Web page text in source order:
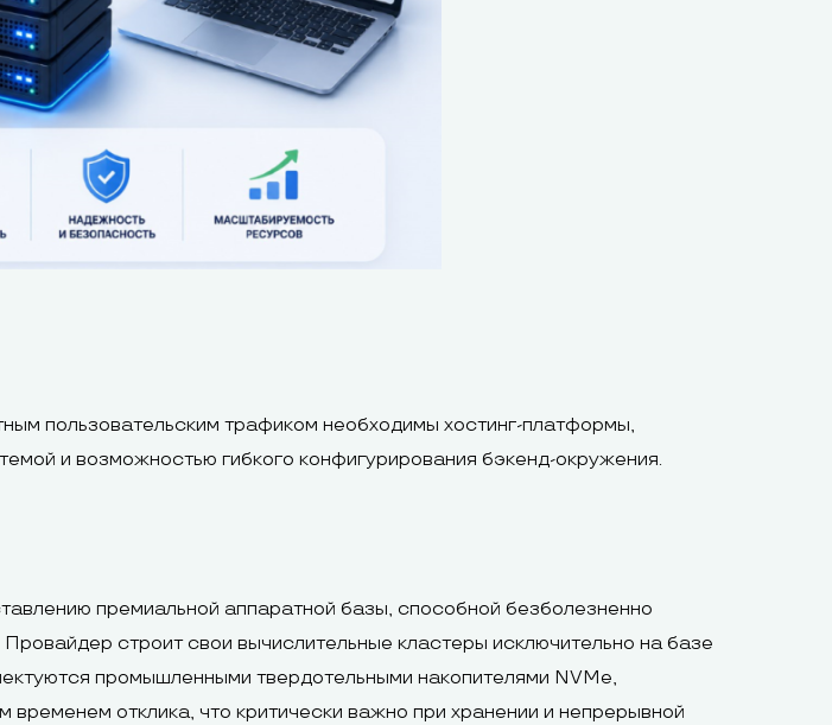
пользовательским трафиком необходимы хостинг-платформы,
и возможностью гибкого конфигурирования бэкенд-окружения.
премиальной аппаратной базы, способной безболезненно
строит свои вычислительные кластеры исключительно на базе
промышленными твердотельными накопителями NVMe,
отклика, что критически важно при хранении и непрерывной